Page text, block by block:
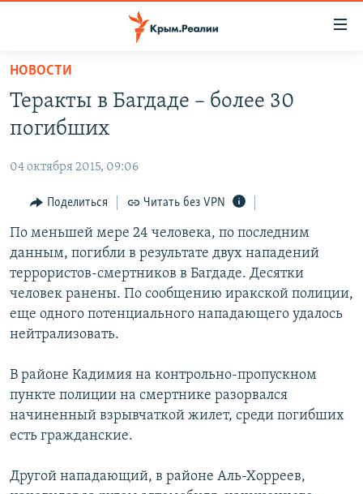
Вернуться
основному
содержанию
навигации
Вернутся
поиску
СПЕЦПРОЕКТЫ
КАРТА ВОЕННЫХ ОБЪЕКТОВ КРЫМА
11 ЛЕТ ОККУПАЦИИ КРЫМА. 11 ИСТОРИЙ СОПРОТИВЛЕНИЯ
ИСТОРИЯ
ЕЩЕ
ИНТЕРАКТИВ
ИНФОГРАФИКА
ТЕЛЕПРОЕКТ КРЫМ.РЕАЛИИ
СОВЕТЫ ПРАВОЗАЩИТНИКОВ
ПОБЕДИТЕЛЕЙ НЕ СУДЯТ?
КРЫМ.НЕПОКОРЕННЫЙ
ELIFBE
РАДІО СВОБОДА
КАК ОБОЙТИ БЛОКИРОВКУ
Українською
Qırımtatar
ПРИСОЕДИНЯЙТЕСЬ!
Все сайты RFE/RL
НОВОСТИ
Теракты в Багдаде – более 30
погибших
04 октября 2015, 09:06
Поделиться Читать без VPN
По меньшей мере 24 человека, по последним
данным, погибли в результате двух нападений
террористов-смертников в Багдаде. Десятки
человек ранены. По сообщению иракской полиции,
еще одного потенциального нападающего удалось
нейтрализовать.
В районе Кадимия на контрольно-пропускном
пункте полиции на смертнике разорвался
начиненный взрывчаткой жилет, среди погибших
есть гражданские.
Другой нападающий, в районе Аль-Хорреев,